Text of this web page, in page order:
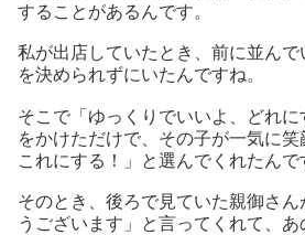
することがあるんです。
私が出店していたとき、前に並ん
を決められずにいたんですね。
そこで「ゆっくりでいいよ、どれ
をかけただけで、その子が一気に
これにする！」と選んでくれたんで
そのとき、後ろで見ていた親御さん
うございます」と言ってくれて、